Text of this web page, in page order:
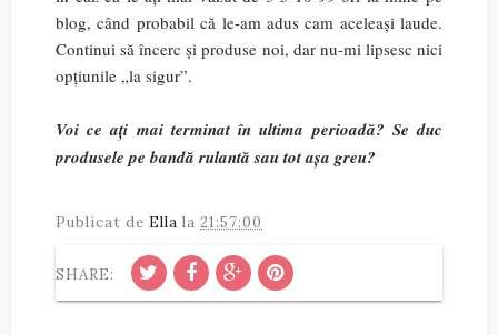
blog, când probabil că le-am adus cam aceleași laude.
Continui să încerc și produse noi, dar nu-mi lipsesc nici
opțiunile „la sigur”.
Voi ce ați mai terminat în ultima perioadă? Se duc
produsele pe bandă rulantă sau tot așa greu?
Publicat de Ella la 21:57:00
SHARE: